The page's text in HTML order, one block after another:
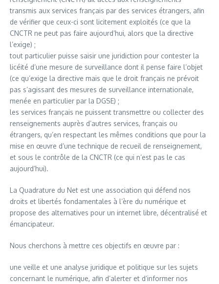
transmis aux services français par des services étrangers, afin
de vérifier que ceux-ci sont licitement exploités (ce que la
CNCTR ne peut pas faire aujourd’hui, alors que la directive
l’exige) ;
tout particulier puisse saisir une juridiction pour contester la
licéité d’une mesure de surveillance dont il pense faire l’objet
(ce qu’exige la directive mais que le droit français ne prévoit
pas s’agissant des mesures de surveillance internationale,
menée en particulier par la DGSE) ;
les services français ne puissent transmettre ou collecter des
renseignements auprès d’autres services, français ou
étrangers, qu’en respectant les mêmes conditions que pour la
mise en œuvre d’une technique de recueil de renseignement,
et sous le contrôle de la CNCTR (ce qui n’est pas le cas
aujourd’hui).
La Quadrature du Net est une association qui défend nos
droits et libertés fondamentales à l’ère du numérique et
propose des alternatives pour un internet libre, décentralisé et
émancipateur.
Nous cherchons à mettre ces objectifs en œuvre par :
une veille et une analyse juridique et politique sur les sujets
concernant le numérique, afin d’alerter et d’informer nos